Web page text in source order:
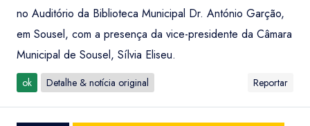
no Auditório da Biblioteca Municipal Dr. António Garção,
em Sousel, com a presença da vice-presidente da Câmara
Municipal de Sousel, Sílvia Eliseu.
ok Detalhe & notícia original Reportar